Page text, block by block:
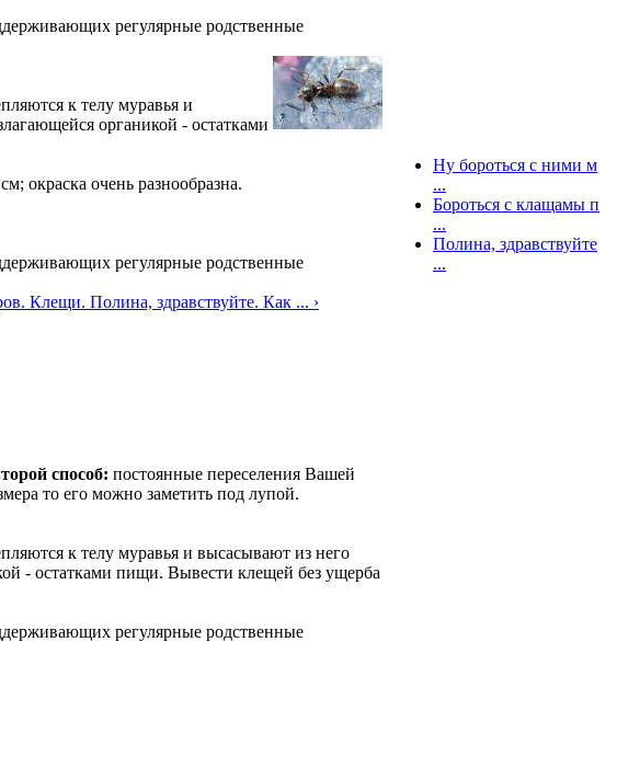
регулярные родственные
к телу муравья и
органикой - остатками
окраска очень разнообразна.
регулярные родственные
Клещи. Полина, здравствуйте. Как ... ›
способ: постоянные переселения Вашей
то его можно заметить под лупой.
к телу муравья и высасывают из него
- остатками пищи. Вывести клещей без ущерба
регулярные родственные
Ну бороться с ними м
...
Бороться с клащамы п
...
Полина, здравствуйте
...